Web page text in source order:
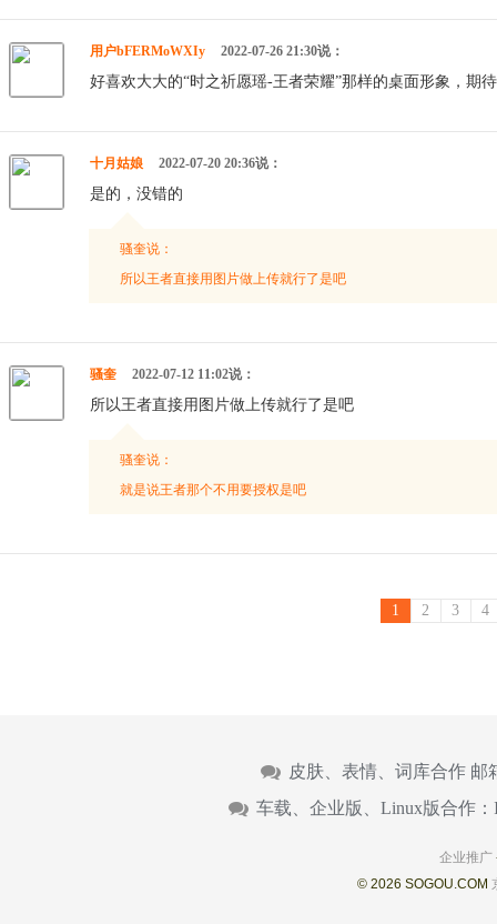
用户bFERMoWXIy 2022-07-26 21:30说：
好喜欢大大的“时之祈愿瑶-王者荣耀”那样的桌面形象，期
十月姑娘 2022-07-20 20:36说：
是的，没错的
骚奎说：
所以王者直接用图片做上传就行了是吧
骚奎 2022-07-12 11:02说：
所以王者直接用图片做上传就行了是吧
骚奎说：
就是说王者那个不用要授权是吧
1 2 3 4
皮肤、表情、词库合作 邮
车载、企业版、Linux版合作：
企业推广
© 2026 SOGOU.COM